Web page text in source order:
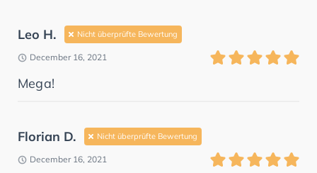
Leo H. Nicht überprüfte Bewertung
December 16, 2021
Mega!
Florian D. Nicht überprüfte Bewertung
December 16, 2021